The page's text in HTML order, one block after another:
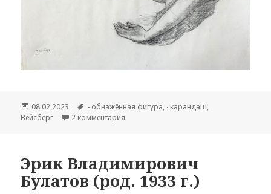
Опубликовано
08.02.2023 Метки
- обнажённая фигура, ∙ карандаш,
Вейсберг
2 комментария
Эрик Владимирович
Булатов (род. 1933 г.)